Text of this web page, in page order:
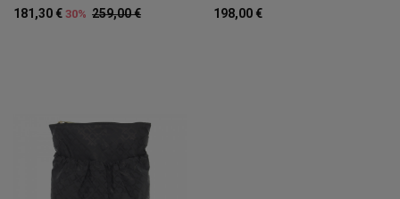
259,00 €
181,30 € 30% 198,00 €